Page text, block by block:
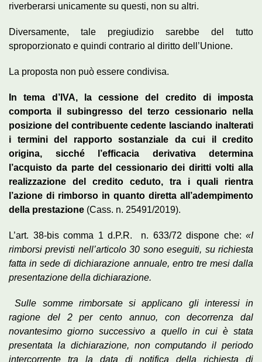
riverberarsi unicamente su questi, non su altri.
Diversamente, tale pregiudizio sarebbe del tutto
sproporzionato e quindi contrario al diritto dell’Unione.
La proposta non può essere condivisa.
In tema d’IVA, la cessione del credito di imposta
comporta il subingresso del terzo cessionario nella
posizione del contribuente cedente lasciando inalterati
i termini del rapporto sostanziale da cui il credito
origina, sicché l’efficacia derivativa determina
l’acquisto da parte del cessionario dei diritti volti alla
realizzazione del credito ceduto, tra i quali rientra
l’azione di rimborso in quanto diretta all’adempimento
della prestazione (Cass. n. 25491/2019).
L’art. 38-bis comma 1 d.P.R. n. 633/72 dispone che: «I
rimborsi previsti nell’articolo 30 sono eseguiti, su richiesta
fatta in sede di dichiarazione annuale, entro tre mesi dalla
presentazione della dichiarazione.
Sulle somme rimborsate si applicano gli interessi in
ragione del 2 per cento annuo, con decorrenza dal
novantesimo giorno successivo a quello in cui è stata
presentata la dichiarazione, non computando il periodo
intercorrente tra la data di notifica della richiesta di